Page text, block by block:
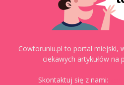
Cowtoruniu.pl to portal miejski,
ciekawych artykułów na
Skontaktuj się z nami: